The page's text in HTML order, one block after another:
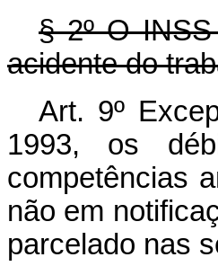
§ 2º O
acidente do
Art. 9º
1993, os
competências
não em
parcelado nas